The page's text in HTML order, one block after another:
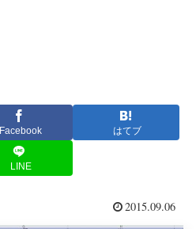
Facebook はてブ
LINE
2015.09.06